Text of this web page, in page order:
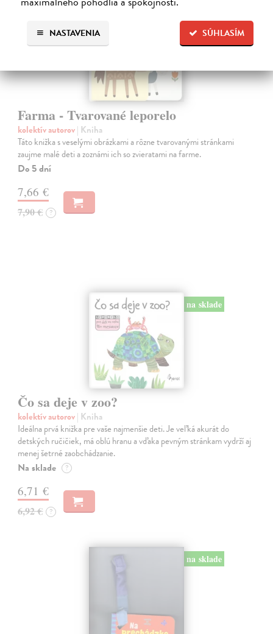
SÚHLASÍM
NASTAVENIA
Farma - Tvarované leporelo
kolektív autorov| Kniha
Táto knižka s veselými obrázkami a rôzne tvarovanými stránkami
zaujme malé deti a zoznámi ich so zvieratami na farme.
Do 5 dní
7,66 €
7,90 € ?
na sklade
Čo sa deje v zoo?
kolektív autorov| Kniha
Ideálna prvá knižka pre vaše najmenšie deti. Je veľká akurát do
detských ručičiek, má oblú hranu a vďaka pevným stránkam vydrží aj
menej šetrné zaobchádzanie.
Na sklade ?
6,71 €
6,92 € ?
na sklade